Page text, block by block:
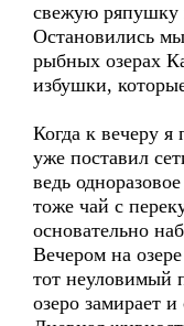
свежую ряпушку
Остановились
рыбных озерах
избушки,
Когда к вечеру
уже поставил
ведь
тоже чай с
основательно
Вечером на
тот неуловимый
озеро замирает